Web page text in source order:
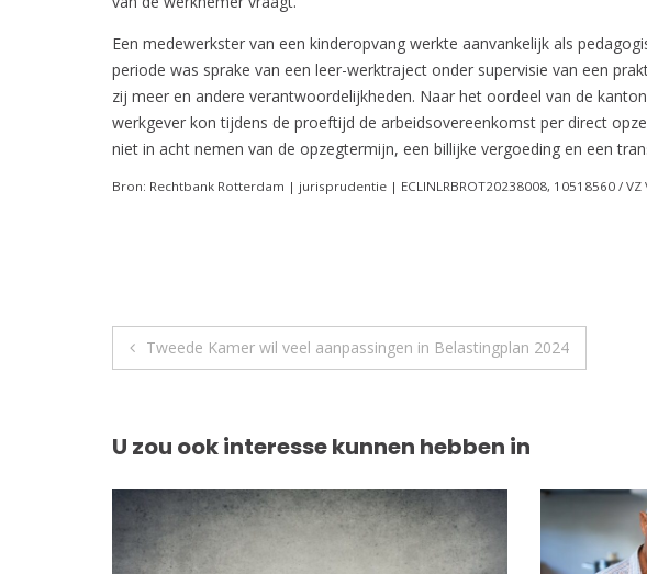
Een medewerkster van een kinderopvang werkte aanvankelijk als
periode was sprake van een leer-werktraject onder supervisie van een
zij meer en andere verantwoordelijkheden. Naar het oordeel van de
werkgever kon tijdens de proeftijd de arbeidsovereenkomst per direct
niet in acht nemen van de opzegtermijn, een billijke vergoeding en een
Bron: Rechtbank Rotterdam | jurisprudentie | ECLINLRBROT20238008, 10518560 / VZ
Berichtnavigatie
Tweede Kamer wil veel aanpassingen in Belastingplan 2024
U zou ook interesse kunnen hebben in